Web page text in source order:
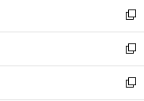
ド
ウ
で
開
く
ィ
ン
ド
ウ
で
い
ウ
ィ
ン
ド
新
し
い
ウ
ィ
新
し
い
新